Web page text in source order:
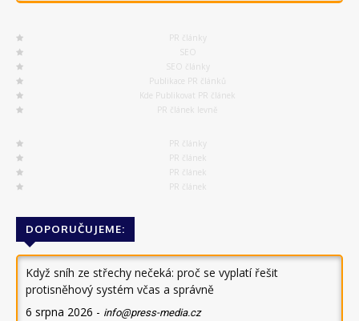
PR články
SEO
SEO články
Publikace PR článků
Kde Publikovat PR článek
PR článek levně
PR články
PR článek
PR článek
PR článek
DOPORUČUJEME:
Když sníh ze střechy nečeká: proč se vyplatí řešit
protisněhový systém včas a správně
6 srpna 2026 - info@press-media.cz